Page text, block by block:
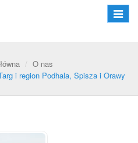
O nas
i region Podhala, Spisza i Orawy